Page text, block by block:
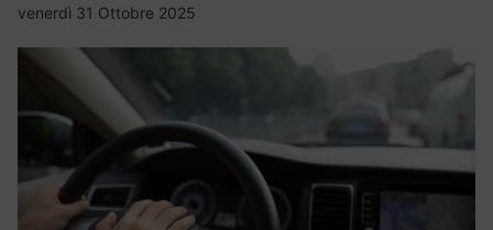
venerdì 31 Ottobre 2025